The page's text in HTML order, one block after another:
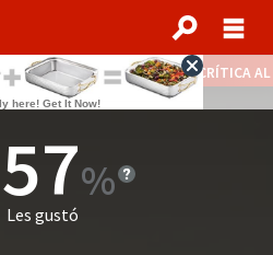
NOTICIAS DESTACADAS CRÍTICA
57
Les gustó